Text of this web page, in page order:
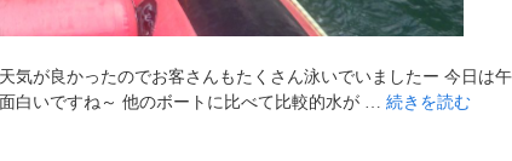
が良かったのでお客さんもたくさん泳いでいましたー 今日は
白いですね～ 他のボートに比べて比較的水が … 続きを読む